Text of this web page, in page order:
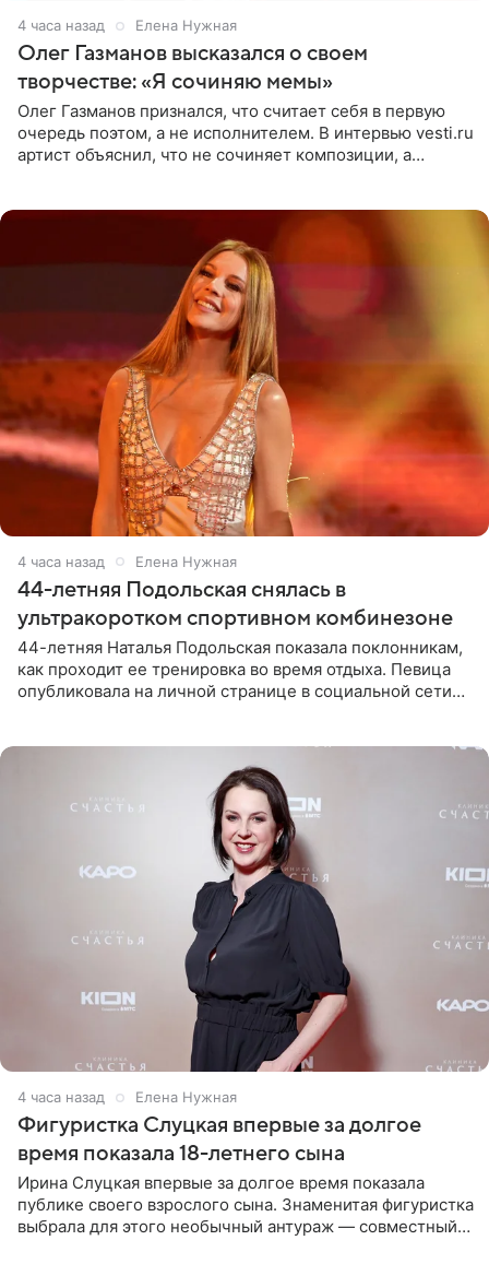
4 часа назад Елена Нужная
Олег Газманов высказался о своем
творчестве: «Я сочиняю мемы»
Олег Газманов признался, что считает себя в первую
очередь поэтом, а не исполнителем. В интервью vesti.ru
артист объяснил, что не сочиняет композиции, а
4 часа назад Елена Нужная
44-летняя Подольская снялась в
ультракоротком спортивном комбинезоне
44-летняя Наталья Подольская показала поклонникам,
как проходит ее тренировка во время отдыха. Певица
опубликовала на личной странице в социальной сети
4 часа назад Елена Нужная
Фигуристка Слуцкая впервые за долгое
время показала 18-летнего сына
Ирина Слуцкая впервые за долгое время показала
публике своего взрослого сына. Знаменитая фигуристка
выбрала для этого необычный антураж — совместный